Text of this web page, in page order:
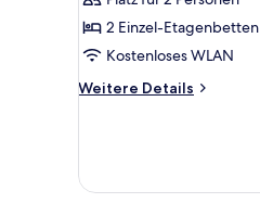
Gemeinschaftsbad
anzeigen
2 Einzel-Etagenbetten
Kostenloses WLAN
Weitere Details
Weitere
Gemeinschaftsbad